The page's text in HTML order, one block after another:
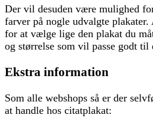
Der vil desuden være mulighed
farver på nogle udvalgte
for at vælge lige den plakat du
og størrelse som vil passe godt
Ekstra information
Som alle webshops så er der
at handle hos citatplakat: